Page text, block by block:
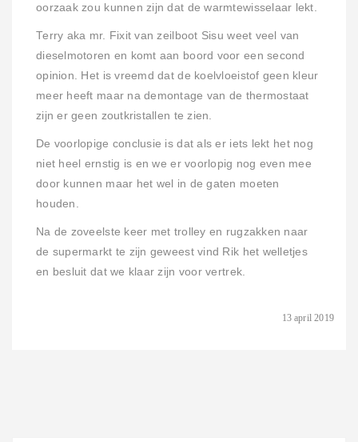
13 april 2019
oorzaak zou kunnen zijn dat de warmtewisselaar lekt.
Terry aka mr. Fixit van zeilboot Sisu weet veel van
dieselmotoren en komt aan boord voor een second
opinion. Het is vreemd dat de koelvloeistof geen kleur
meer heeft maar na demontage van de thermostaat
zijn er geen zoutkristallen te zien.
De voorlopige conclusie is dat als er iets lekt het nog
niet heel ernstig is en we er voorlopig nog even mee
door kunnen maar het wel in de gaten moeten
houden.
Na de zoveelste keer met trolley en rugzakken naar
de supermarkt te zijn geweest vind Rik het welletjes
en besluit dat we klaar zijn voor vertrek.